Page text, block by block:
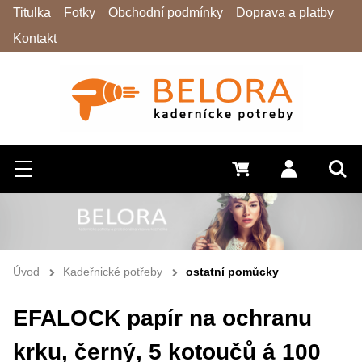
Hledat
Menu Přihlásit
0 Kč
Titulka Fotky Obchodní podmínky
Doprava a platby
Kontakt
Úvod Kadeřnické potřeby ostatní pomůcky
EFALOCK papír na ochranu
krku, černý, 5 kotoučů á 100